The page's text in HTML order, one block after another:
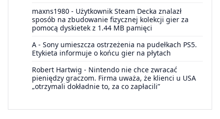
maxns1980 - Użytkownik Steam Decka znalazł
sposób na zbudowanie fizycznej kolekcji gier za
pomocą dyskietek z 1.44 MB pamięci
A - Sony umieszcza ostrzeżenia na pudełkach PS5.
Etykieta informuje o końcu gier na płytach
Robert Hartwig - Nintendo nie chce zwracać
pieniędzy graczom. Firma uważa, że klienci u USA
„otrzymali dokładnie to, za co zapłacili”